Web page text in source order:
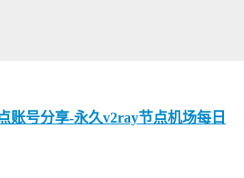
账号分享-永久v2ray节点机场每日